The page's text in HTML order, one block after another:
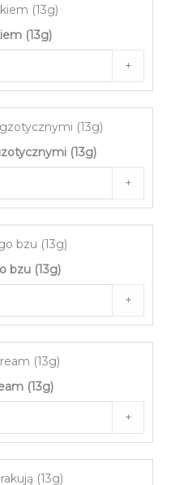
(13g)
+
(13g)
+
bzu (13g)
+
(13g)
+